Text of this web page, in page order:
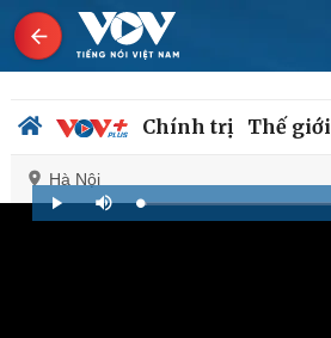
Chính trị Thế giới
Hà Nội
Play Mute Loaded:
3.30%